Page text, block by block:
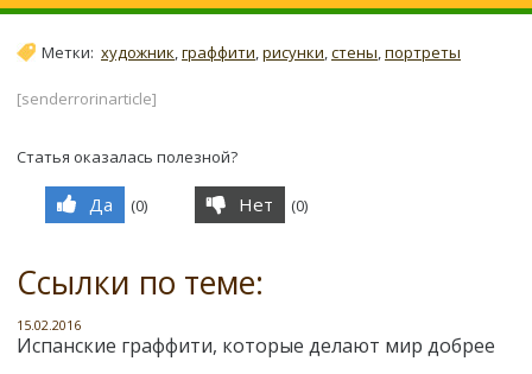
Метки: художник,граффити,рисунки,стены,портреты
[senderrorinarticle]
Статья оказалась полезной?
Да (0) Нет (0)
Ссылки по теме:
15.02.2016
Испанские граффити, которые делают мир добрее